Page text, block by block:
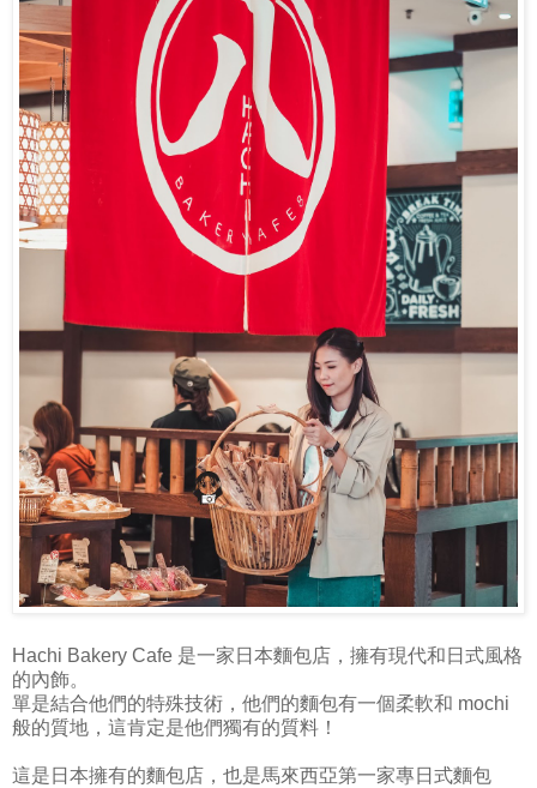
Hachi Bakery Cafe 是一家日本麵包店，擁有現代和日式風格
的內飾。
單是結合他們的特殊技術，他們的麵包有一個柔軟和 mochi
般的質地，這肯定是他們獨有的質料！
這是日本擁有的麵包店，也是馬來西亞第一家專日式麵包